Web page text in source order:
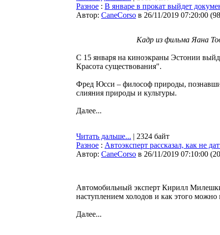
Разное : В январе в прокат выйдет
Автор: CaneCorso в 26/11/2019 07:20:00 (
Кадр из фильма Яана
С 15 января на киноэкраны Эстонии
Красота существования".
Фред Юсси – философ природы,
слияния природы и культуры.
Далее...
Читать дальше... | 2324 байт
Разное : Автоэксперт рассказал, как не
Автор: CaneCorso в 26/11/2019 07:10:00 (
Автомобильный эксперт Кирилл
наступлением холодов и как этого можно
Далее...